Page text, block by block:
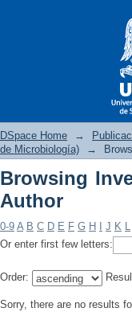
DSpace Home →
de Microbiología)
→
Browsing
Author
0-9 A B C D E F G H J K L
Or enter first few letters:
Order:
Sorry, there are no results